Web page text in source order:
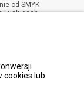
cookies lub
od SMYK
i usługach
cofnąć